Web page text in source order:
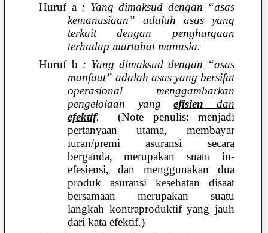
Huruf a: Yang dimaksud dengan “asas
kemanusiaan” adalah asas yang
terkait dengan penghargaan
terhadap martabat manusia.
Huruf b : Yang dimaksud dengan “asas
manfaat” adalah asas yang bersifat
operasional menggambarkan
pengelolaan yangefisien dan
efektif. (Note penulis: menjadi
pertanyaan utama, membayar
iuran/premi asuransi secara
berganda, merupakan suatu in-
efesiensi, dan menggunakan dua
produk asuransi kesehatan disaat
bersamaan merupakan suatu
langkah kontraproduktif yang jauh
dari kata efektif.)